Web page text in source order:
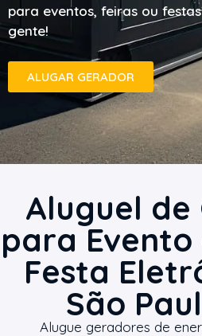
para eventos, feiras ou
gente!
ALUGAR GERADOR
Aluguel
para
Festa
São
Alugue geradores de